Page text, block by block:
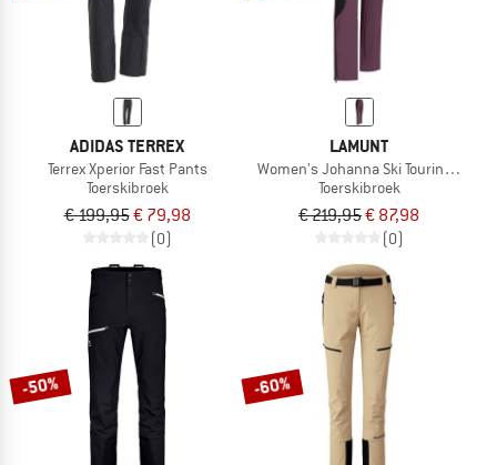
ADIDAS TERREX
Terrex Xperior Fast Pants
Toerskibroek
€ 199,95€ 79,98
(0)
LAMUNT
Women's Johanna Ski Touring
Toerskibroek
€ 219,95€ 87,98
(0)
-50% -60%